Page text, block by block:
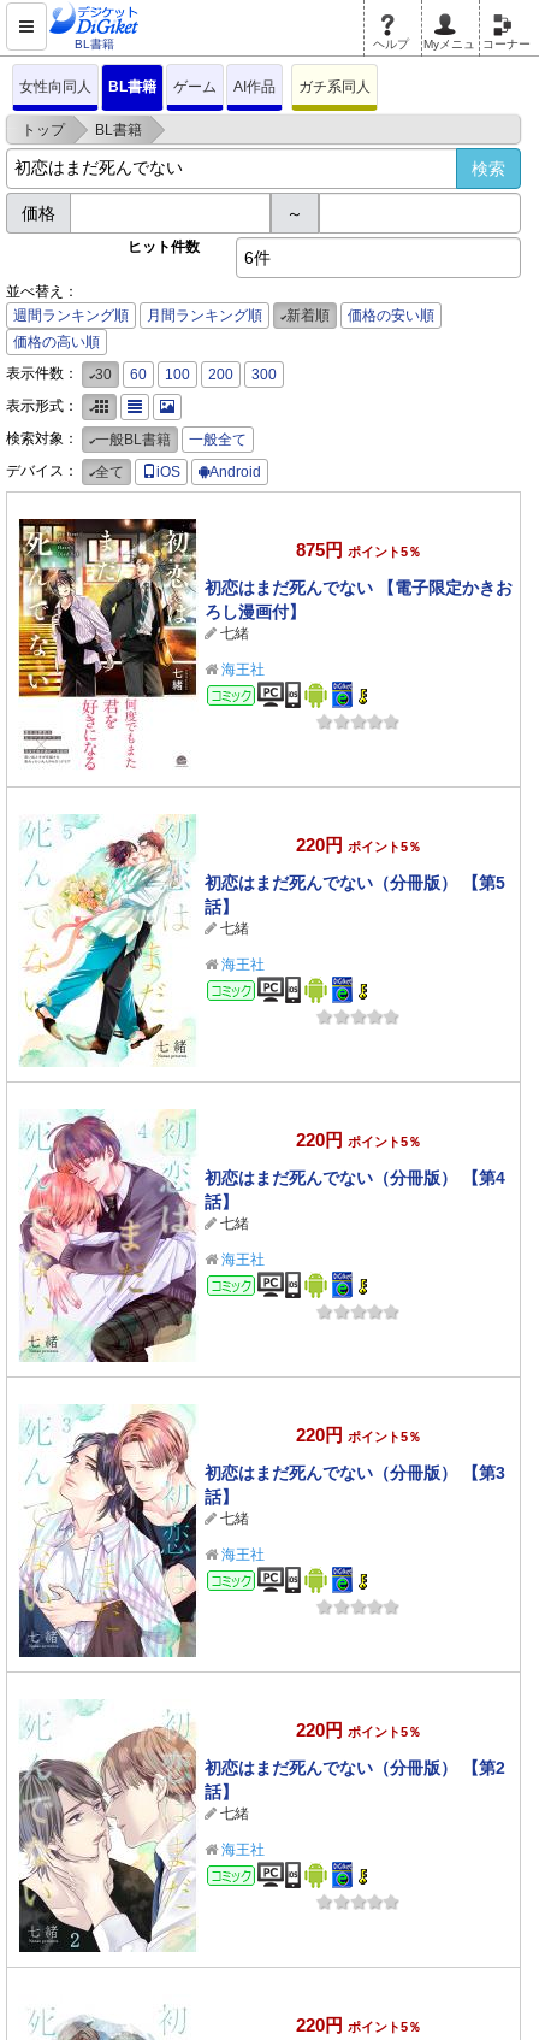
BL書籍 ヘルプ Myメニュ コーナー
女性向同人 BL書籍 ゲーム AI作品 ガチ系同人
トップ > BL書籍 >
価格 ～
ヒット件数
6件
並べ替え：
週間ランキング順
月間ランキング順 新着順
価格の安い順
価格の高い順
表示件数：
30 60 100 200
300
表示形式：
検索対象：
一般BL書籍
一般全て
デバイス：
全て iOS Android
875円 ポイント5％
初恋はまだ死んでない 【電子限定かきお
ろし漫画付】
七緒
海王社
コミック
220円 ポイント5％
初恋はまだ死んでない（分冊版） 【第5
話】
七緒
海王社
コミック
220円 ポイント5％
初恋はまだ死んでない（分冊版） 【第4
話】
七緒
海王社
コミック
220円 ポイント5％
初恋はまだ死んでない（分冊版） 【第3
話】
七緒
海王社
コミック
220円 ポイント5％
初恋はまだ死んでない（分冊版） 【第2
話】
七緒
海王社
コミック
220円 ポイント5％